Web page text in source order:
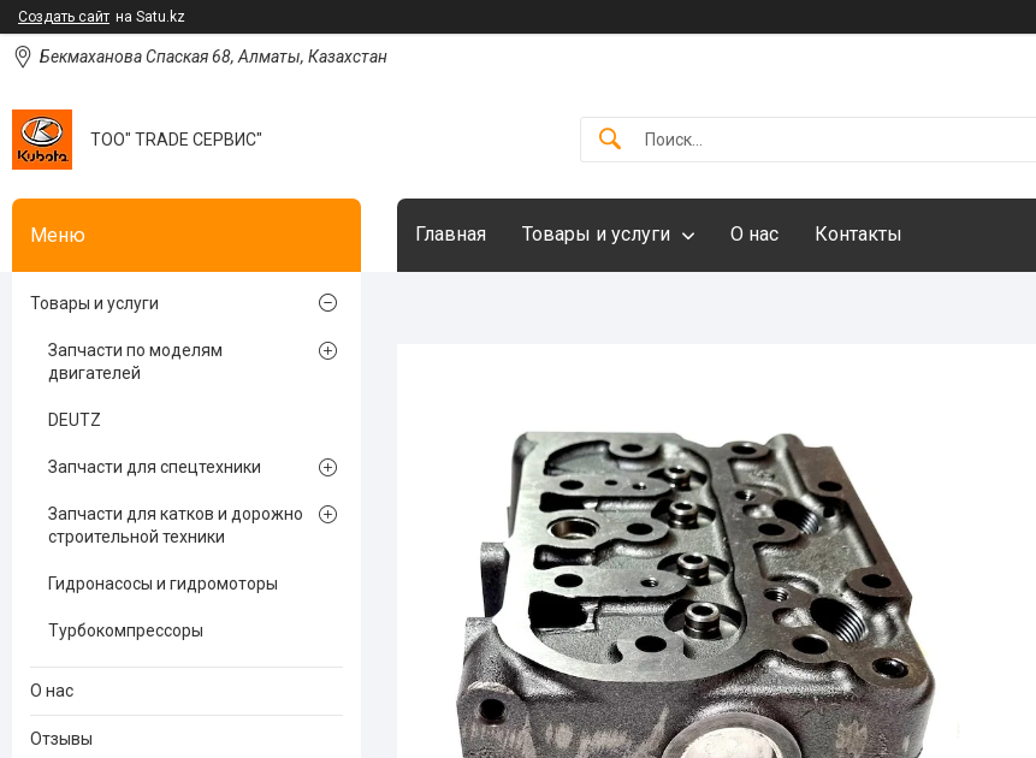
Создать сайт на Satu.kz
Бекмаханова Спаская 68, Алматы, Казахстан
ТОО" TRADE СЕРВИС"
Главная Товары и услуги О нас Контакты
Товары и услуги
Запчасти по моделям
двигателей
DEUTZ
Запчасти для спецтехники
Запчасти для катков и дорожно
строительной техники
Гидронасосы и гидромоторы
Турбокомпрессоры
О нас
Отзывы